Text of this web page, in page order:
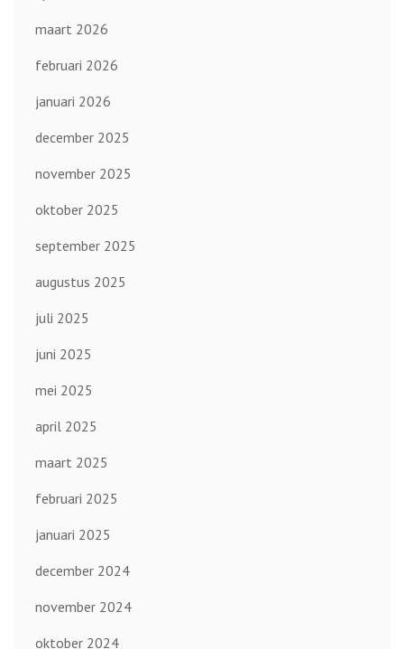
maart 2026
februari 2026
januari 2026
december 2025
november 2025
oktober 2025
september 2025
augustus 2025
juli 2025
juni 2025
mei 2025
april 2025
maart 2025
februari 2025
januari 2025
december 2024
november 2024
oktober 2024